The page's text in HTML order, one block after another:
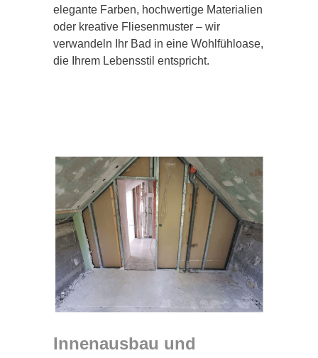
elegante Farben, hochwertige Materialien
oder kreative Fliesenmuster – wir
verwandeln Ihr Bad in eine Wohlfühloase,
die Ihrem Lebensstil entspricht.
Innenausbau und